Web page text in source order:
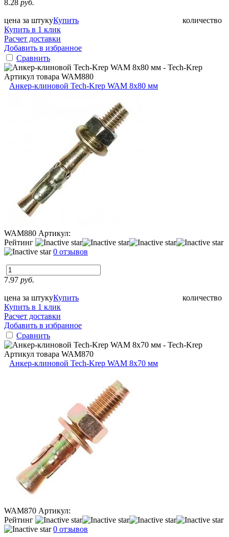
8.28 руб.
цена за штуку количество
Купить
Купить в 1 клик
Расчет доставки
Добавить в избранное
Сравнить
Артикул товара WAM880
Анкер-клиновой Tech-Krep WAM 8х80 мм
WAM880 Артикул:
Рейтинг
0 отзывов
7.97 руб.
цена за штуку количество
Купить
Купить в 1 клик
Расчет доставки
Добавить в избранное
Сравнить
Артикул товара WAM870
Анкер-клиновой Tech-Krep WAM 8х70 мм
WAM870 Артикул:
Рейтинг
0 отзывов